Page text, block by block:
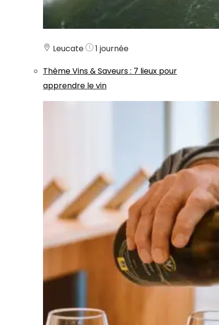
Leucate
1 journée
ThèmeVins & Saveurs: 7 lieux pour
apprendre le vin